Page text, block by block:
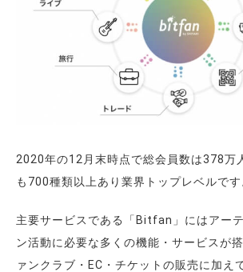
2020年の12月末時点で総会員数は378万
も700種類以上あり業界トップレベルです
主要サービスである「Bitfan」にはアー
ン活動に必要な多くの機能・サービスが
ァンクラブ・EC・チケットの販売に加え